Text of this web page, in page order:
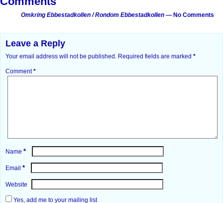
Omkring Ebbestadkollen / Rondom Ebbestadkollen — No Comments
Leave a Reply
Your email address will not be published. Required fields are marked *
Comment*
Name *
Email *
Website
Yes, add me to your mailing list